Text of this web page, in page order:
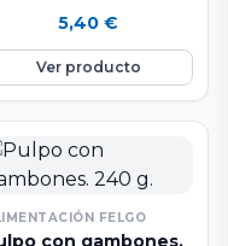
5,40 €
Ver producto
FELGO
con gambones.